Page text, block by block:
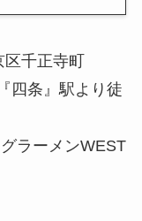
区千正寺町
四条』駅より徒
ラーメンWEST